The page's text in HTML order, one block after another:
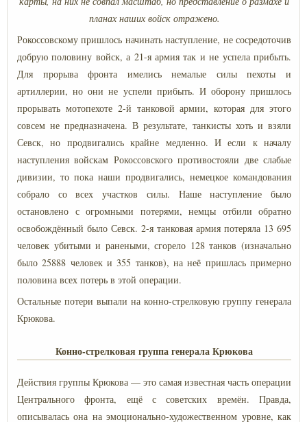
планах наших войск отражено.
Рокоссовскому пришлось начинать наступление, не сосредоточив
добрую половину войск, а 21-я армия так и не успела прибыть.
Для прорыва фронта имелись немалые силы пехоты и
артиллерии, но они не успели прибыть. И оборону пришлось
прорывать мотопехоте 2-й танковой армии, которая для этого
совсем не предназначена. В результате, танкисты хоть и взяли
Севск, но продвигались крайне медленно. И если к началу
наступления войскам Рокоссовского противостояли две слабые
дивизии, то пока наши продвигались, немецкое командования
собрало со всех участков силы. Наше наступление было
остановлено с огромными потерями, немцы отбили обратно
освобождённый было Севск. 2-я танковая армия потеряла 13 695
человек убитыми и ранеными, сгорело 128 танков (изначально
было 25888 человек и 355 танков), на неё пришлась примерно
половина всех потерь в этой операции.
Остальные потери выпали на конно-стрелковую группу генерала
Крюкова.
Конно-стрелковая группа генерала Крюкова
Действия группы Крюкова — это самая известная часть операции
Центрального фронта, ещё с советских времён. Правда,
описывалась она на эмоционально-художественном уровне, как